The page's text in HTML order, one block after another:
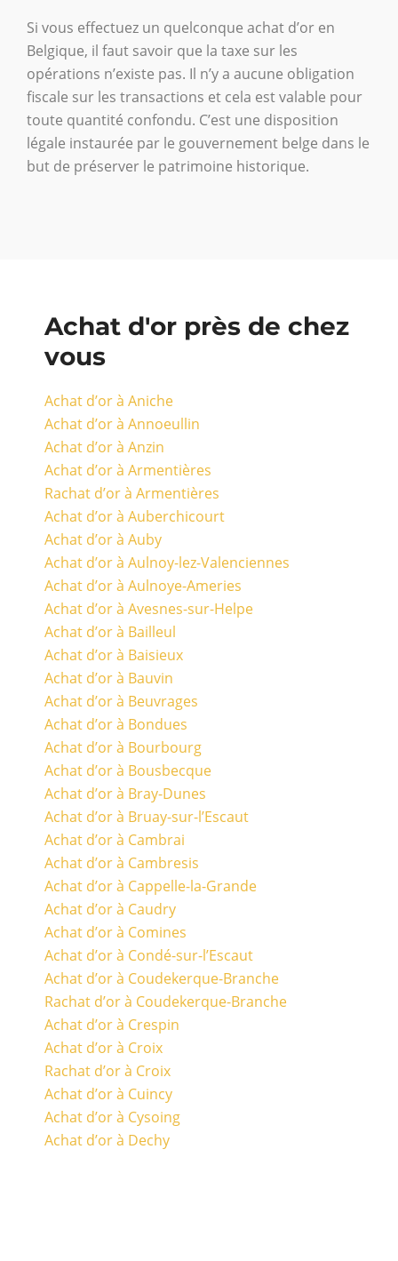
Si vous effectuez un quelconque achat d’or en
Belgique, il faut savoir que la taxe sur les
opérations n’existe pas. Il n’y a aucune obligation
fiscale sur les transactions et cela est valable pour
toute quantité confondu. C’est une disposition
légale instaurée par le gouvernement belge dans le
but de préserver le patrimoine historique.
Achat d'or près de chez
vous
Achat d’or à Aniche
Achat d’or à Annoeullin
Achat d’or à Anzin
Achat d’or à Armentières
Rachat d’or à Armentières
Achat d’or à Auberchicourt
Achat d’or à Auby
Achat d’or à Aulnoy-lez-Valenciennes
Achat d’or à Aulnoye-Ameries
Achat d’or à Avesnes-sur-Helpe
Achat d’or à Bailleul
Achat d’or à Baisieux
Achat d’or à Bauvin
Achat d’or à Beuvrages
Achat d’or à Bondues
Achat d’or à Bourbourg
Achat d’or à Bousbecque
Achat d’or à Bray-Dunes
Achat d’or à Bruay-sur-l’Escaut
Achat d’or à Cambrai
Achat d’or à Cambresis
Achat d’or à Cappelle-la-Grande
Achat d’or à Caudry
Achat d’or à Comines
Achat d’or à Condé-sur-l’Escaut
Achat d’or à Coudekerque-Branche
Rachat d’or à Coudekerque-Branche
Achat d’or à Crespin
Achat d’or à Croix
Rachat d’or à Croix
Achat d’or à Cuincy
Achat d’or à Cysoing
Achat d’or à Dechy